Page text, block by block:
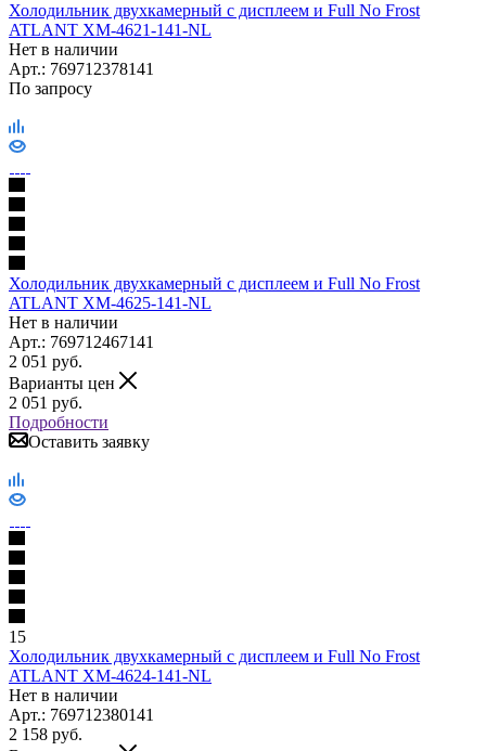
Холодильник двухкамерный с дисплеем и Full No Frost
ATLANT ХМ-4621-141-NL
Нет в наличии
Арт.: 769712378141
По запросу
Холодильник двухкамерный с дисплеем и Full No Frost
ATLANT ХМ-4625-141-NL
Нет в наличии
Арт.: 769712467141
2 051 руб.
Варианты цен
2 051 руб.
Подробности
Оставить заявку
15
Холодильник двухкамерный с дисплеем и Full No Frost
ATLANT ХМ-4624-141-NL
Нет в наличии
Арт.: 769712380141
2 158 руб.